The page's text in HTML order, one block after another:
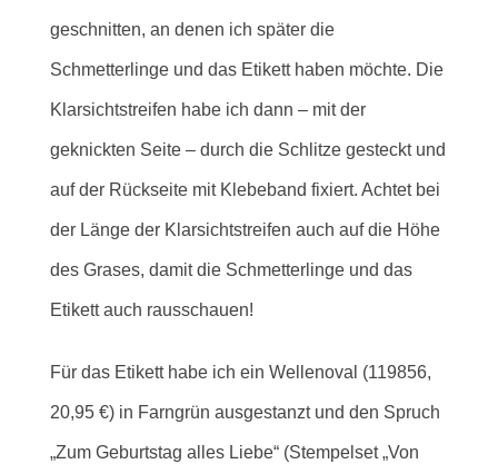
geschnitten, an denen ich später die
Schmetterlinge und das Etikett haben möchte. Die
Klarsichtstreifen habe ich dann – mit der
geknickten Seite – durch die Schlitze gesteckt und
auf der Rückseite mit Klebeband fixiert. Achtet bei
der Länge der Klarsichtstreifen auch auf die Höhe
des Grases, damit die Schmetterlinge und das
Etikett auch rausschauen!
Für das Etikett habe ich ein Wellenoval (119856,
20,95 €) in Farngrün ausgestanzt und den Spruch
„Zum Geburtstag alles Liebe“ (Stempelset „Von